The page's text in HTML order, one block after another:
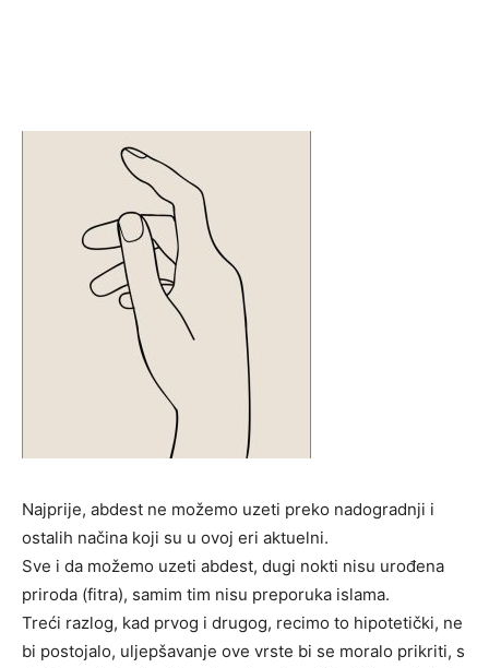
Najprije, abdest ne možemo uzeti preko nadogradnji i
ostalih načina koji su u ovoj eri aktuelni.
Sve i da možemo uzeti abdest, dugi nokti nisu urođena
priroda (fitra), samim tim nisu preporuka islama.
Treći razlog, kad prvog i drugog, recimo to hipotetički, ne
bi postojalo, uljepšavanje ove vrste bi se moralo prikriti, s